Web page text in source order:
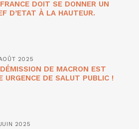
DOIT SE DONNER UN
D’ETAT À LA HAUTEUR.
2025
DE MACRON EST
URGENCE DE SALUT PUBLIC !
2025